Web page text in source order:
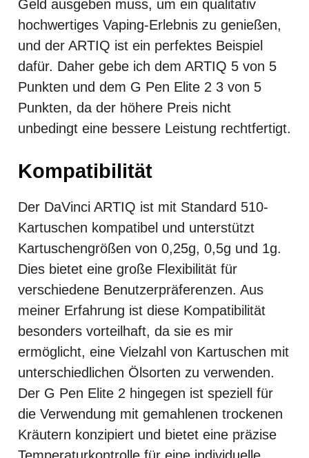
Geld ausgeben muss, um ein qualitativ
hochwertiges Vaping-Erlebnis zu genießen,
und der ARTIQ ist ein perfektes Beispiel
dafür. Daher gebe ich dem ARTIQ 5 von 5
Punkten und dem G Pen Elite 2 3 von 5
Punkten, da der höhere Preis nicht
unbedingt eine bessere Leistung rechtfertigt.
Kompatibilität
Der DaVinci ARTIQ ist mit Standard 510-
Kartuschen kompatibel und unterstützt
Kartuschengrößen von 0,25g, 0,5g und 1g.
Dies bietet eine große Flexibilität für
verschiedene Benutzerpräferenzen. Aus
meiner Erfahrung ist diese Kompatibilität
besonders vorteilhaft, da sie es mir
ermöglicht, eine Vielzahl von Kartuschen mit
unterschiedlichen Ölsorten zu verwenden.
Der G Pen Elite 2 hingegen ist speziell für
die Verwendung mit gemahlenen trockenen
Kräutern konzipiert und bietet eine präzise